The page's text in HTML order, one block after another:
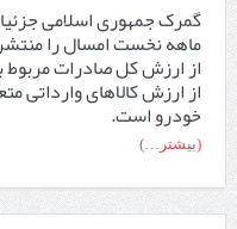
گمرک جمهوری اسلامی
از ارزش کالاهای وارداتی
خودرو است.
(بیشتر…)